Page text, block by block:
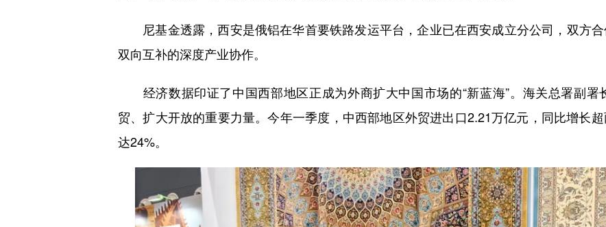
尼基金透露，西安是俄铝在华首要铁路发运平台，企业已在西安成立分公司，双方
双向互补的深度产业协作。
经济数据印证了中国西部地区正成为外商扩大中国市场的“新蓝海”。海关总署副署
贸、扩大开放的重要力量。今年一季度，中西部地区外贸进出口2.21万亿元，同比增长
达24%。